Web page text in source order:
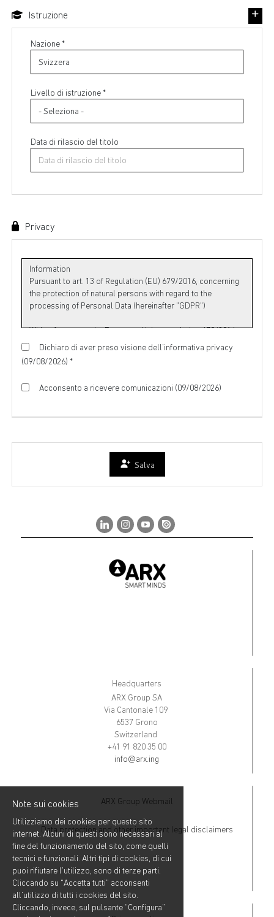
Istruzione
Nazione *
Livello di istruzione *
Data di rilascio del titolo
Privacy
Dichiaro di aver preso visione dell’informativa privacy
(09/08/2026) *
Acconsento a ricevere comunicazioni (09/08/2026)
Salva
Headquarters
ARX Group SA
Via Cantonale 109
6537 Grono
Switzerland
+41 91 820 35 00
info@arx.ing
ARX Group Webmail
Data protection and other important legal disclaimers
Note sui cookies
Utilizziamo dei cookies per questo sito
internet. Alcuni di questi sono necessari al
fine del funzionamento del sito, come quelli
tecnici e funzionali. Altri tipi di cookies, di cui
puoi rifiutare l’utilizzo, sono di terze parti.
Cliccando su “Accetta tutti” acconsenti
all’utilizzo di tutti i cookies del sito.
Cliccando, invece, sul pulsante “Configura”